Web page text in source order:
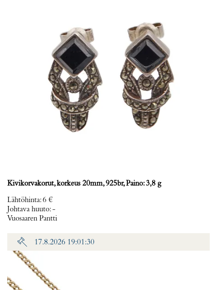
Kivikorvakorut, korkeus 20mm, 925br, Paino: 3,8 g
Lähtöhinta:6 €
Johtava huuto:-
Vuosaaren Pantti
17.8.2026 19:01:30